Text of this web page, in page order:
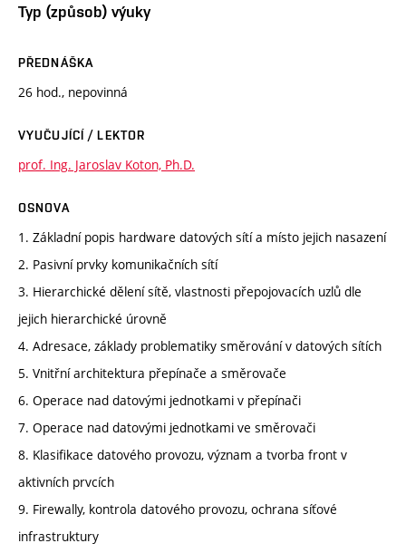
Typ (způsob) výuky
PŘEDNÁŠKA
26 hod., nepovinná
VYUČUJÍCÍ / LEKTOR
prof. Ing. Jaroslav Koton, Ph.D.
OSNOVA
1. Základní popis hardware datových sítí a místo jejich nasazení
2. Pasivní prvky komunikačních sítí
3. Hierarchické dělení sítě, vlastnosti přepojovacích uzlů dle
jejich hierarchické úrovně
4. Adresace, základy problematiky směrování v datových sítích
5. Vnitřní architektura přepínače a směrovače
6. Operace nad datovými jednotkami v přepínači
7. Operace nad datovými jednotkami ve směrovači
8. Klasifikace datového provozu, význam a tvorba front v
aktivních prvcích
9. Firewally, kontrola datového provozu, ochrana síťové
infrastruktury